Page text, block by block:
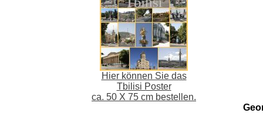
Hier können Sie das
Tbilisi Poster
ca. 50 X 75 cm bestellen.